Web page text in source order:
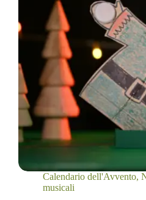
Calendario dell'Avvento,
musicali